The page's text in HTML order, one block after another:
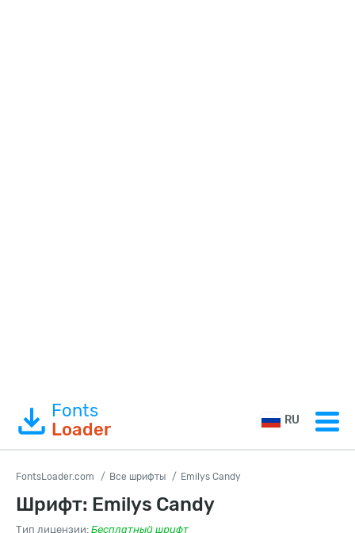
Fonts
Loader
RU
FontsLoader.com Все шрифты Emilys Candy
Шрифт: Emilys Candy
Тип лицензии: Бесплатный шрифт